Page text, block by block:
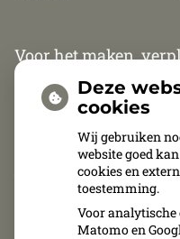
Voor het maken,
een afspraak zijn wij
donderdag
tot 12.00 uur en van
zijn wij van 8.30 uur
bereikbaar.
Afspraken kunnen
Deze
cookies
Wij gebruiken
website goed
cookies en
toestemming.
Voor
Matomo en